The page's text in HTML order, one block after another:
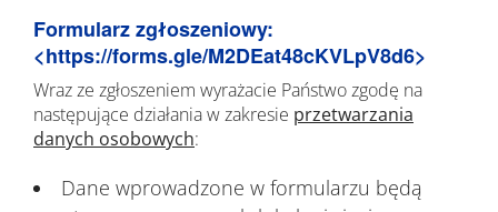
Formularz zgłoszeniowy:
<https://forms.gle/M2DEat48cKVLpV8d6>
Wraz ze zgłoszeniem wyrażacie Państwo zgodę na
następujące działania w zakresie przetwarzania
danych osobowych:
Dane wprowadzone w formularzu będą